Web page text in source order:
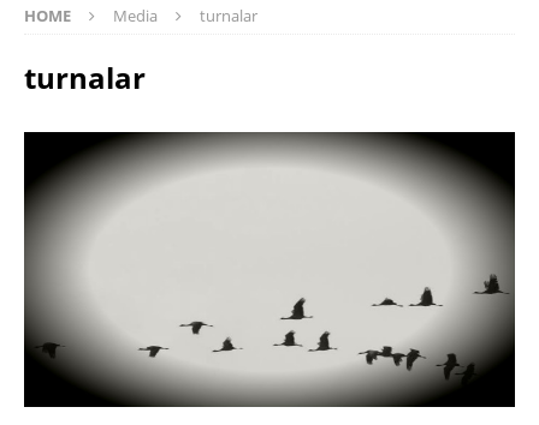
HOME Media turnalar
turnalar